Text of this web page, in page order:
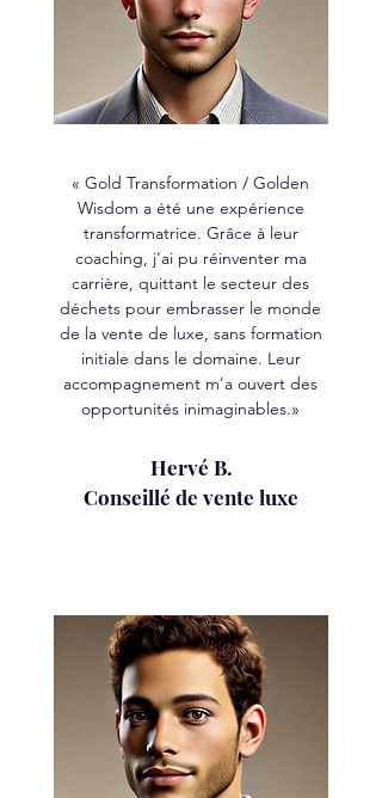
« Gold Transformation / Golden
Wisdom a été une expérience
transformatrice. Grâce à leur
coaching, j'ai pu réinventer ma
carrière, quittant le secteur des
déchets pour embrasser le monde
de la vente de luxe, sans formation
initiale dans le domaine. Leur
accompagnement m'a ouvert des
opportunités inimaginables.»
Hervé B.
Conseillé de vente luxe